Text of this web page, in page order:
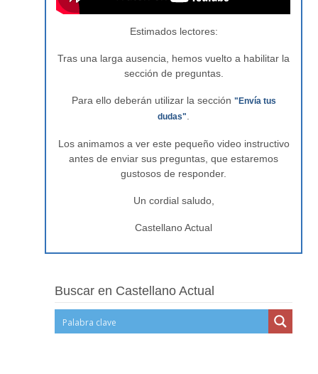
Estimados lectores:
Tras una larga ausencia, hemos vuelto a habilitar la
sección de preguntas.
Para ello deberán utilizar la sección "Envía tus
dudas"
Los animamos a ver este pequeño video instructivo
antes de enviar sus preguntas, que estaremos
gustosos de responder.
Un cordial saludo,
Castellano Actual
Buscar en Castellano Actual